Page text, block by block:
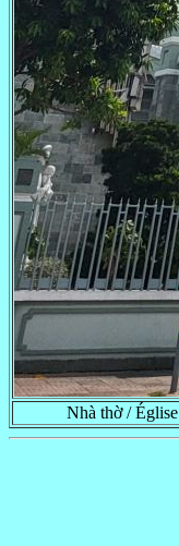
Nhà thờ / Église